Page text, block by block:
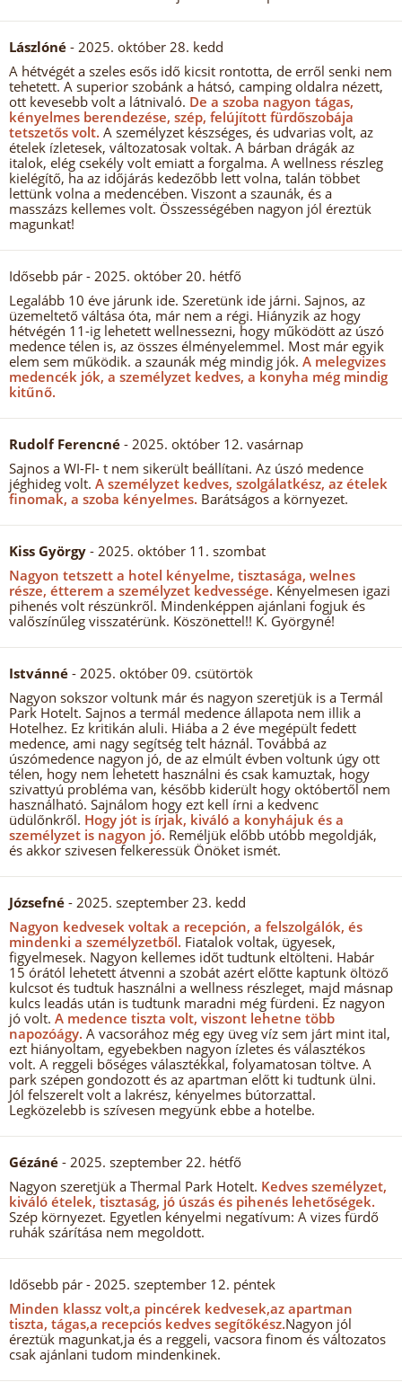
Lászlóné - 2025. október 28. kedd
A hétvégét a szeles esős idő kicsit rontotta, de erről senki nem
tehetett. A superior szobánk a hátsó, camping oldalra nézett,
ott kevesebb volt a látnivaló. De a szoba nagyon tágas,
kényelmes berendezése, szép, felújított fürdőszobája
tetszetős volt. A személyzet készséges, és udvarias volt, az
ételek ízletesek, változatosak voltak. A bárban drágák az
italok, elég csekély volt emiatt a forgalma. A wellness részleg
kielégítő, ha az időjárás kedezőbb lett volna, talán többet
lettünk volna a medencében. Viszont a szaunák, és a
masszázs kellemes volt. Összességében nagyon jól éreztük
magunkat!
Idősebb pár - 2025. október 20. hétfő
Legalább 10 éve járunk ide. Szeretünk ide járni. Sajnos, az
üzemeltető váltása óta, már nem a régi. Hiányzik az hogy
hétvégén 11-ig lehetett wellnessezni, hogy működött az úszó
medence télen is, az összes élményelemmel. Most már egyik
elem sem működik. a szaunák még mindig jók. A melegvizes
medencék jók, a személyzet kedves, a konyha még mindig
kitűnő.
Rudolf Ferencné - 2025. október 12. vasárnap
Sajnos a WI-FI- t nem sikerült beállítani. Az úszó medence
jéghideg volt. A személyzet kedves, szolgálatkész, az ételek
finomak, a szoba kényelmes. Barátságos a környezet.
Kiss György - 2025. október 11. szombat
Nagyon tetszett a hotel kényelme, tisztasága, welnes
része, étterem a személyzet kedvessége. Kényelmesen igazi
pihenés volt részünkről. Mindenképpen ajánlani fogjuk és
valőszínűleg visszatérünk. Köszönettel!! K. Györgyné!
Istvánné - 2025. október 09. csütörtök
Nagyon sokszor voltunk már és nagyon szeretjük is a Termál
Park Hotelt. Sajnos a termál medence állapota nem illik a
Hotelhez. Ez kritikán aluli. Hiába a 2 éve megépült fedett
medence, ami nagy segítség telt háznál. Továbbá az
úszómedence nagyon jó, de az elmúlt évben voltunk úgy ott
télen, hogy nem lehetett használni és csak kamuztak, hogy
szivattyú probléma van, később kiderült hogy októbertől nem
használható. Sajnálom hogy ezt kell írni a kedvenc
üdülőnkről. Hogy jót is írjak, kiváló a konyhájuk és a
személyzet is nagyon jó. Reméljük előbb utóbb megoldják,
és akkor szivesen felkeressük Önöket ismét.
Józsefné - 2025. szeptember 23. kedd
Nagyon kedvesek voltak a recepción, a felszolgálók, és
mindenki a személyzetből. Fiatalok voltak, ügyesek,
figyelmesek. Nagyon kellemes időt tudtunk eltölteni. Habár
15 órától lehetett átvenni a szobát azért előtte kaptunk öltöző
kulcsot és tudtuk használni a wellness részleget, majd másnap
kulcs leadás után is tudtunk maradni még fürdeni. Ez nagyon
jó volt. A medence tiszta volt, viszont lehetne több
napozóágy. A vacsorához még egy üveg víz sem járt mint ital,
ezt hiányoltam, egyebekben nagyon ízletes és választékos
volt. A reggeli bőséges választékkal, folyamatosan töltve. A
park szépen gondozott és az apartman előtt ki tudtunk ülni.
Jól felszerelt volt a lakrész, kényelmes bútorzattal.
Legközelebb is szívesen megyünk ebbe a hotelbe.
Gézáné - 2025. szeptember 22. hétfő
Nagyon szeretjük a Thermal Park Hotelt. Kedves személyzet,
kiváló ételek, tisztaság, jó úszás és pihenés lehetőségek.
Szép környezet. Egyetlen kényelmi negatívum: A vizes fürdő
ruhák szárítása nem megoldott.
Idősebb pár - 2025. szeptember 12. péntek
Minden klassz volt,a pincérek kedvesek,az apartman
tiszta, tágas,a recepciós kedves segítőkész.Nagyon jól
éreztük magunkat,ja és a reggeli, vacsora finom és változatos
csak ajánlani tudom mindenkinek.